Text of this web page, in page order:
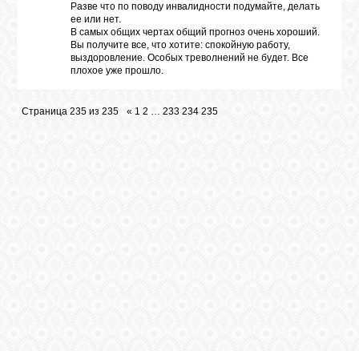
Разве что по поводу инвалидности подумайте, делать
ее или нет.
В самых общих чертах общий прогноз очень хороший.
Вы получите все, что хотите: спокойную работу,
выздоровление. Особых треволнений не будет. Все
плохое уже прошло.
Страница 235 из 235 « 1 2 … 233 234 235